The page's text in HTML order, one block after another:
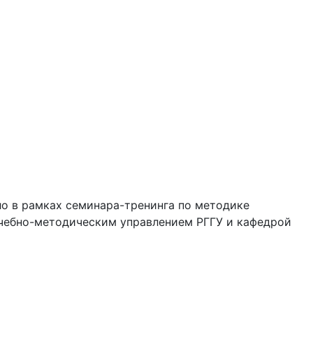
в рамках семинара-тренинга по методике
методическим управлением РГГУ и кафедрой